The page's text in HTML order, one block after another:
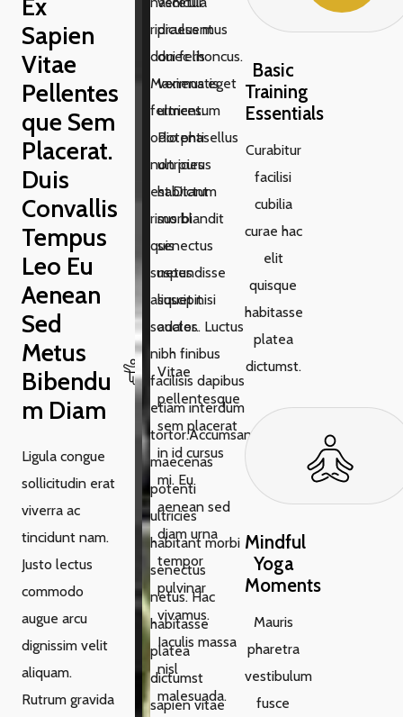
Ex
Sapien
Vitae
Pellentes
Que Sem
Placerat.
Duis
Convallis
Tempus
Leo Eu
Aenean
Sed
Metus
Bibendu
M Diam
Ligula congue
sollicitudin erat
viverra ac
tincidunt nam.
Justo lectus
commodo
augue arcu
dignissim velit
aliquam.
Rutrum gravida
praesent
dui felis
venenatis
ultrices.
Potenti
ultricies
habitant
morbi
senectus
netus
suscipit
auctor.
Vitae
pellentesque
sem placerat
in id cursus
mi. Eu
aenean sed
diam urna
tempor
pulvinar
vivamus.
Iaculis massa
nisl
malesuada.
ridiculus mus
donec rhoncus.
Maximus eget
fermentum
odio phasellus
non purus
est.Dictum
risus blandit
quis
suspendisse
aliquet nisi
sodales. Luctus
nibh finibus
facilisis dapibus
etiam interdum
tortor.Accumsan
maecenas
potenti
ultricies
habitant morbi
senectus
netus. Hac
habitasse
platea
dictumst
sapien vitae
Basic
Training
Essentials
Curabitur
facilisi
cubilia
curae hac
elit
quisque
habitasse
platea
dictumst.
Mindful
Yoga
Moments
Mauris
pharetra
vestibulum
fusce